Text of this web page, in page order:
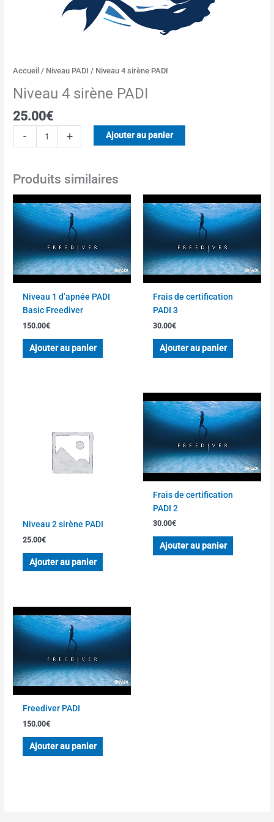
Accueil / Niveau PADI / Niveau 4 sirène PADI
Niveau 4 sirène PADI
25.00€
- + Ajouter au panier
Produits similaires
Niveau 1 d’apnée PADI
Basic Freediver
150.00€
Ajouter au panier
Frais de certification
PADI 3
30.00€
Ajouter au panier
Niveau 2 sirène PADI
25.00€
Ajouter au panier
Frais de certification
PADI 2
30.00€
Ajouter au panier
Freediver PADI
150.00€
Ajouter au panier